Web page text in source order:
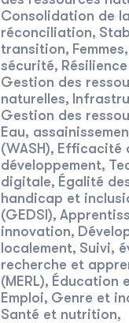
Consolidation de
réconciliation,
transition,
sécurité,
Gestion des
naturelles,
Gestion des
Eau,
(WASH), Efficacité
développement,
digitale, Égalité
handicap et
(GEDSI),
innovation,
localement, Suivi,
recherche et
(MERL), Éducation
Emploi, Genre et
Santé et nutrition,